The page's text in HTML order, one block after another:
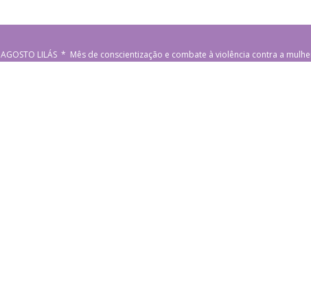
AGOSTO LILÁS * Mês de conscientização e combate à violência contra a